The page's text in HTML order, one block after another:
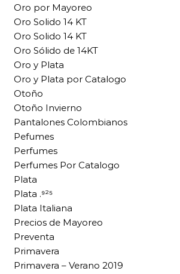
Oro por Mayoreo
Oro Solido 14 KT
Oro Solido 14 KT
Oro Sólido de 14KT
Oro y Plata
Oro y Plata por Catalogo
Otoño
Otoño Invierno
Pantalones Colombianos
Pefumes
Perfumes
Perfumes Por Catalogo
Plata
Plata .⁹²⁵
Plata Italiana
Precios de Mayoreo
Preventa
Primavera
Primavera – Verano 2019